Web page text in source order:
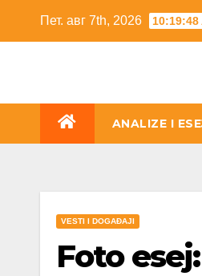
Пет. авг 7th, 2026 10:19:49
ANALIZE I
VESTI I DOGAĐAJI
Foto